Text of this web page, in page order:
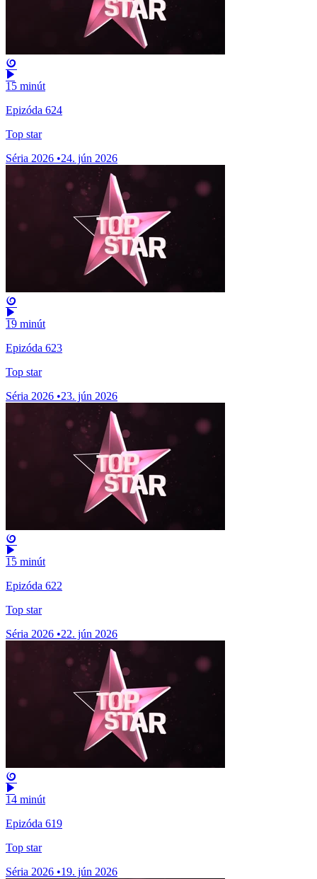
15 minút
Epizóda 624
Top star
Séria 2026 •24. jún 2026
19 minút
Epizóda 623
Top star
Séria 2026 •23. jún 2026
15 minút
Epizóda 622
Top star
Séria 2026 •22. jún 2026
14 minút
Epizóda 619
Top star
Séria 2026 •19. jún 2026